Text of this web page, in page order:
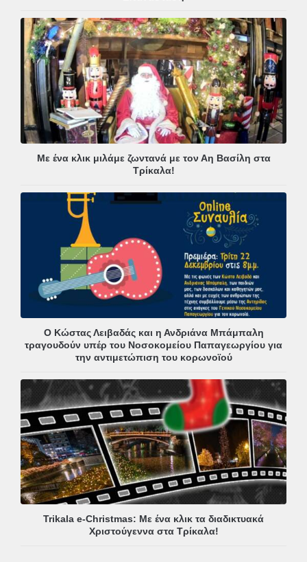
Με ένα κλικ μιλάμε ζωντανά με τον Αη Βασίλη στα
Τρίκαλα!
Ο Κώστας Λειβαδάς και η Ανδριάνα Μπάμπαλη
τραγουδούν υπέρ του Νοσοκομείου Παπαγεωργίου για
την αντιμετώπιση του κορωνοϊού
Trikala e-Christmas: Με ένα κλικ τα διαδικτυακά
Χριστούγεννα στα Τρίκαλα!